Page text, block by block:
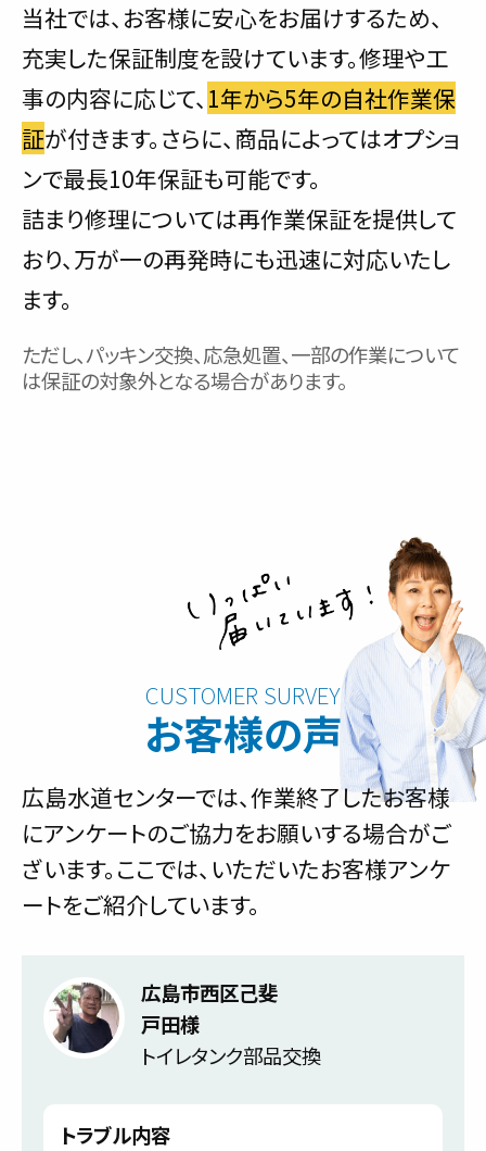
当社では、お客様に安心をお届けするため、
充実した保証制度を設けています。修理や工
事の内容に応じて、 1年から5年の自社作業保
証が付きます。さらに、商品によってはオプショ
ンで最長10年保証も可能です。
詰まり修理については再作業保証を提供して
おり、万が一の再発時にも迅速に対応いたし
ます。
ただし、パッキン交換、応急処置、一部の作業について
は保証の対象外となる場合があります。
お客様の声
広島水道センターでは、作業終了したお客様
にアンケートのご協力をお願いする場合がご
ざいます。ここでは、いただいたお客様アンケ
ートをご紹介しています。
広島市西区己斐
戸田様
トイレタンク部品交換
トラブル内容